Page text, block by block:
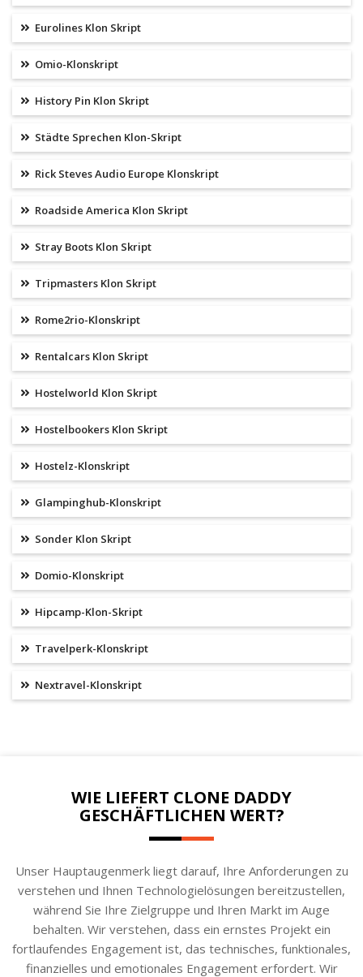
Eurolines Klon Skript
Omio-Klonskript
History Pin Klon Skript
Städte Sprechen Klon-Skript
Rick Steves Audio Europe Klonskript
Roadside America Klon Skript
Stray Boots Klon Skript
Tripmasters Klon Skript
Rome2rio-Klonskript
Rentalcars Klon Skript
Hostelworld Klon Skript
Hostelbookers Klon Skript
Hostelz-Klonskript
Glampinghub-Klonskript
Sonder Klon Skript
Domio-Klonskript
Hipcamp-Klon-Skript
Travelperk-Klonskript
Nextravel-Klonskript
WIE LIEFERT CLONE DADDY
GESCHÄFTLICHEN WERT?
Unser Hauptaugenmerk liegt darauf, Ihre Anforderungen zu
verstehen und Ihnen Technologielösungen bereitzustellen,
während Sie Ihre Zielgruppe und Ihren Markt im Auge
behalten. Wir verstehen, dass ein ernstes Projekt ein
fortlaufendes Engagement ist, das technisches, funktionales,
finanzielles und emotionales Engagement erfordert. Wir